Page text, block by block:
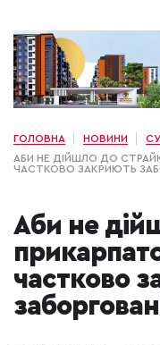
ГОЛОВНА НОВИНИ
АБИ НЕ ДІЙШЛО ДО
ЧАСТКОВО ЗАКРИЮТЬ
Аби не
частково